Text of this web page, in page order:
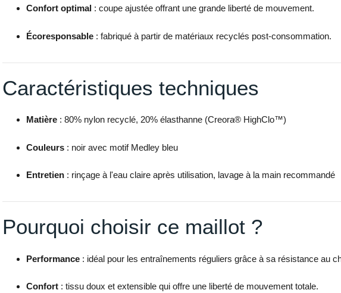
Confort optimal: coupe ajustée offrant une grande liberté de mouvement.
Écoresponsable: fabriqué à partir de matériaux recyclés post-consommation.
Caractéristiques techniques
Matière: 80% nylon recyclé, 20% élasthanne (Creora® HighClo™)
Couleurs: noir avec motif Medley bleu
Entretien: rinçage à l'eau claire après utilisation, lavage à la main recommandé
Pourquoi choisir ce maillot ?
Performance: idéal pour les entraînements réguliers grâce à sa résistance au
Confort: tissu doux et extensible qui offre une liberté de mouvement totale.